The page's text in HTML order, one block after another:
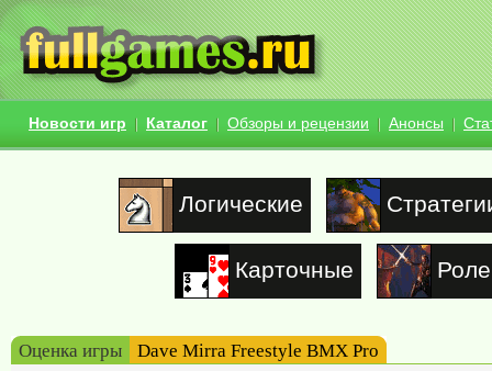
Новости игр Каталог Обзоры и рецензии Анонсы
Логические
Карточные
Оценка игры Dave Mirra Freestyle BMX Pro